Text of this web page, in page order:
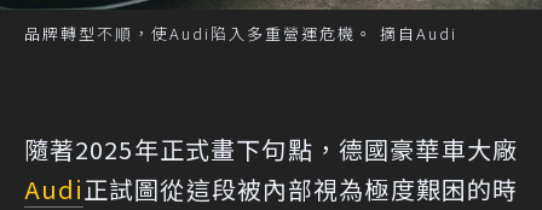
品牌轉型不順，使Audi陷入多重營運危機。 摘自Audi
隨著2025年正式畫下句點，德國豪華車大廠
Audi正試圖從這段被內部視為極度艱困的時